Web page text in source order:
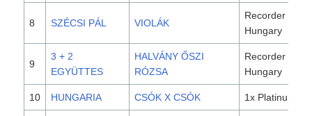
8 SZÉCSI PÁL VIOLÁK
Recorder
Hungary
9
3 + 2
EGYÜTTES
HALVÁNY ŐSZI
RÓZSA
Recorder
Hungary
10 HUNGARIA CSÓK X CSÓK 1x Platinum